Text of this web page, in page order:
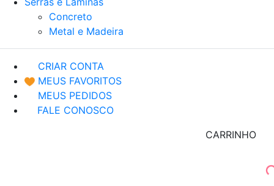
Concreto
Metal e Madeira
CRIAR CONTA
MEUS FAVORITOS
MEUS PEDIDOS
FALE CONOSCO
CARRINHO